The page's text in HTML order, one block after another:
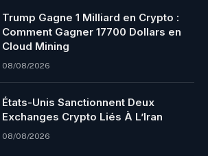
Trump Gagne 1 Milliard en Crypto :
Comment Gagner 17700 Dollars en
Cloud Mining
08/08/2026
États-Unis Sanctionnent Deux
Exchanges Crypto Liés À L’Iran
08/08/2026